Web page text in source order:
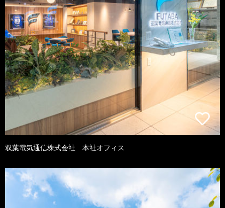
双葉電気通信株式会社 本社オフィス